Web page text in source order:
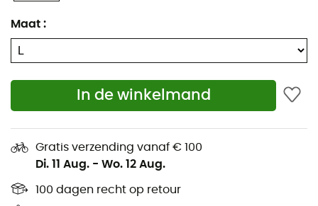
Maat :
In de winkelmand
Gratis verzending vanaf € 100
Di. 11 Aug. - Wo. 12 Aug.
100 dagen recht op retour
GORE-TEX-technologie is duurzaam waterdicht,
winddicht en ademend
80 g holle polyestervezelisolatie over de hele
handschoen
Voering van geborsteld microfleece
Touchscreen-compatibele vingertop
Voorgebogen vinger